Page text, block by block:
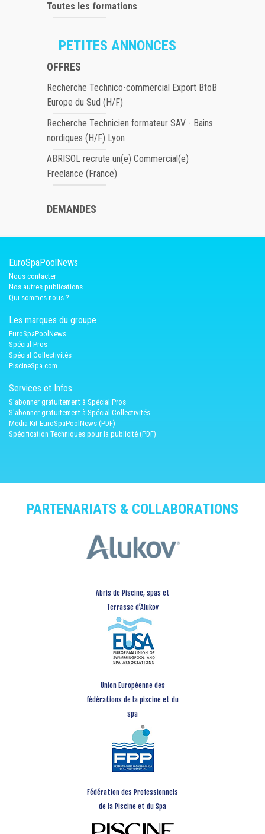
Toutes les formations
PETITES ANNONCES
OFFRES
Recherche Technico-commercial Export BtoB
Europe du Sud (H/F)
Recherche Technicien formateur SAV - Bains
nordiques (H/F) Lyon
ABRISOL recrute un(e) Commercial(e)
Freelance (France)
DEMANDES
EuroSpaPoolNews
Nous contacter
Nos autres publications
Qui sommes nous ?
Les marques du groupe
EuroSpaPoolNews
Spécial Pros
Spécial Collectivités
PiscineSpa.com
Services et Infos
S'abonner gratuitement à Spécial Pros
S'abonner gratuitement à Spécial Collectivités
Media Kit EuroSpaPoolNews (PDF)
Spécification Techniques pour la publicité (PDF)
PARTENARIATS & COLLABORATIONS
Abris de Piscine, spas et
Terrasse d’Alukov
Union Européenne des
fédérations de la piscine et du
spa
Fédération des Professionnels
de la Piscine et du Spa